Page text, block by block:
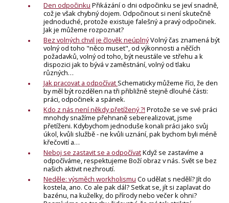
Den odpočinku Přikázání o dni odpočinku se jeví snadně,
což je však chybný dojem. Odpočinout si není skutečně
jednoduché, protože existuje falešný a pravý odpočinek.
Jak je můžeme rozpoznat?
Bez volných chvil je člověk neúplnýVolný čas znamená být
volný od toho "něco muset", od výkonnosti a něčích
požadavků, volný od toho, být neustále ve střehu a k
dispozici jak to bývá v zaměstnání, volný od tlaku
různých…
Jak pracovat a odpočívat Schematicky můžeme říci, že den
by měl být rozdělen na tři přibližně stejně dlouhé části:
práci, odpočinek a spánek.
Kdo z nás není někdy přetížený ?! Protože se ve své práci
mnohdy snažíme přehnaně seberealizovat, jsme
přetíženi. Kdybychom jednoduše konali práci jako svůj
úkol, kvůli službě - ne kvůli uznání, pak bychom byli méně
křečovití a…
Neboj se zastavit se a odpočívatKdyž se zastavíme a
odpočíváme, respektujeme Boží obraz v nás. Svět se bez
našich aktivit nezhroutí.
Neděle: výsměch workholismu Co udělat s nedělí? Jít do
kostela, ano. Co ale pak dál? Setkat se, jít si zaplavat do
bazénu, na kuželky, do přírody nebo večer k ohni?